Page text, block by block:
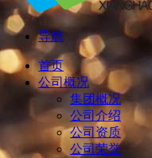
导航
首页
公司概况
集团概况
公司介绍
公司资质
公司荣誉